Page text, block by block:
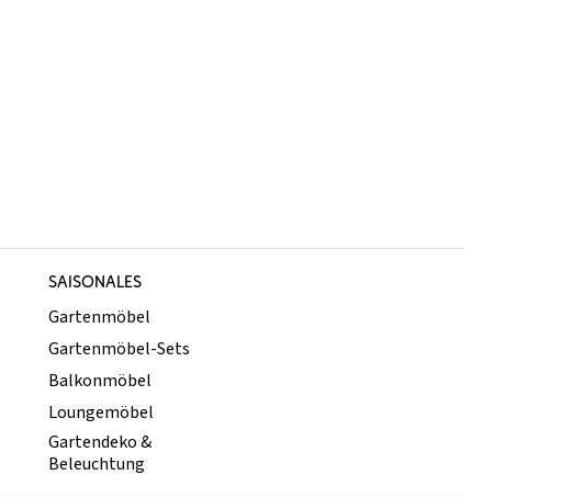
SAISONALES
Gartenmöbel
Gartenmöbel-Sets
Balkonmöbel
Loungemöbel
Gartendeko &
Beleuchtung